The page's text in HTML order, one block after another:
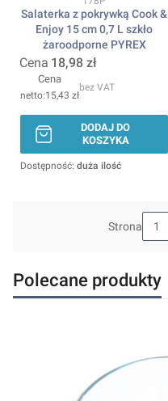
Salaterka z pokrywką Cook &
Enjoy 15 cm 0,7 L szkło
żaroodporne PYREX
Cena 18,98 zł
Cena
15,43 zł
bez VAT
DODAJ DO
KOSZYKA
Dostępność: duża ilość
Strona
Polecane produkty